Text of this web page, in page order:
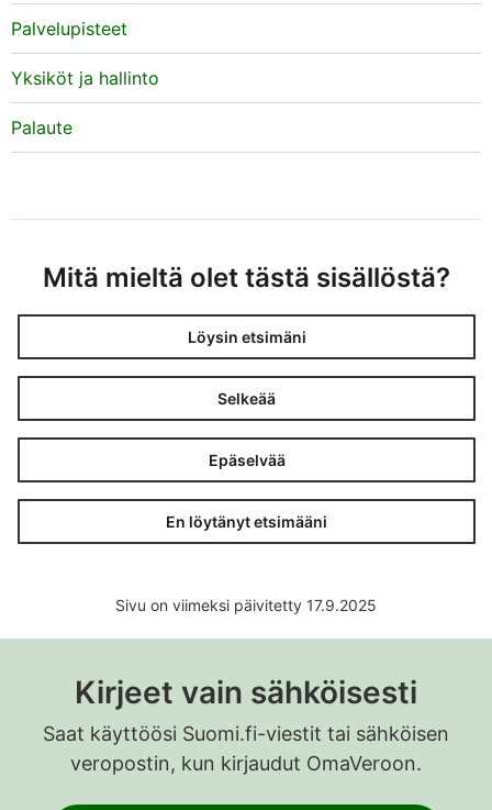
Palvelupisteet
Yksiköt ja hallinto
Palaute
Mitä mieltä olet tästä sisällöstä?
Löysin etsimäni
Selkeää
Epäselvää
En löytänyt etsimääni
Sivu on viimeksi päivitetty 17.9.2025
Kirjeet vain sähköisesti
Saat käyttöösi Suomi.fi-viestit tai sähköisen
veropostin, kun kirjaudut OmaVeroon.